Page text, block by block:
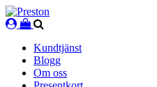
Skip
to
Kundtjänst
Blogg
Om oss